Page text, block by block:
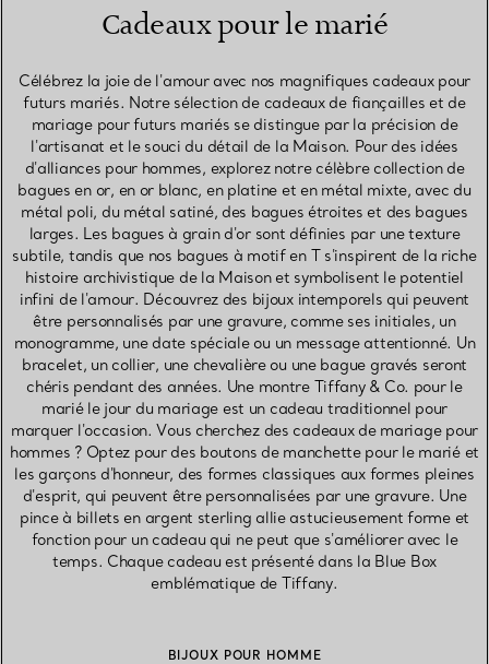
Cadeaux pour le marié
Célébrez la joie de l'amour avec nos magnifiques cadeaux pour
futurs mariés. Notre sélection de cadeaux de fiançailles et de
mariage pour futurs mariés se distingue par la précision de
l'artisanat et le souci du détail de la Maison. Pour des idées
d'alliances pour hommes, explorez notre célèbre collection de
bagues en or, en or blanc, en platine et en métal mixte, avec du
métal poli, du métal satiné, des bagues étroites et des bagues
larges. Les bagues à grain d'or sont définies par une texture
subtile, tandis que nos bagues à motif en T s'inspirent de la riche
histoire archivistique de la Maison et symbolisent le potentiel
infini de l'amour. Découvrez des bijoux intemporels qui peuvent
être personnalisés par une gravure, comme ses initiales, un
monogramme, une date spéciale ou un message attentionné. Un
bracelet, un collier, une chevalière ou une bague gravés seront
chéris pendant des années. Une montre Tiffany & Co. pour le
marié le jour du mariage est un cadeau traditionnel pour
marquer l'occasion. Vous cherchez des cadeaux de mariage pour
hommes ? Optez pour des boutons de manchette pour le marié et
les garçons d'honneur, des formes classiques aux formes pleines
d'esprit, qui peuvent être personnalisées par une gravure. Une
pince à billets en argent sterling allie astucieusement forme et
fonction pour un cadeau qui ne peut que s'améliorer avec le
temps. Chaque cadeau est présenté dans la Blue Box
emblématique de Tiffany.
BIJOUX POUR HOMME